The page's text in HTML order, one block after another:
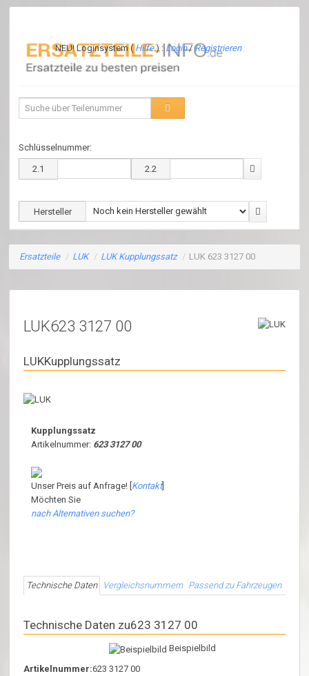
NEU! Loginsystem ( Hilfe) : Login/Registrieren
Schlüsselnummer:
2.1 2.2
Hersteller
Ersatzteile / LUK / LUK Kupplungssatz / LUK 623 3127 00
LUK623 3127 00
LUKKupplungssatz
Kupplungssatz
Artikelnummer: 623 3127 00
Unser Preis auf Anfrage! [Kontakt]
Möchten Sie
nach Alternativen suchen?
Technische Daten Vergleichsnummern Passend zu Fahrzeugen
Technische Daten zu623 3127 00
Beispielbild
Artikelnummer:623 3127 00